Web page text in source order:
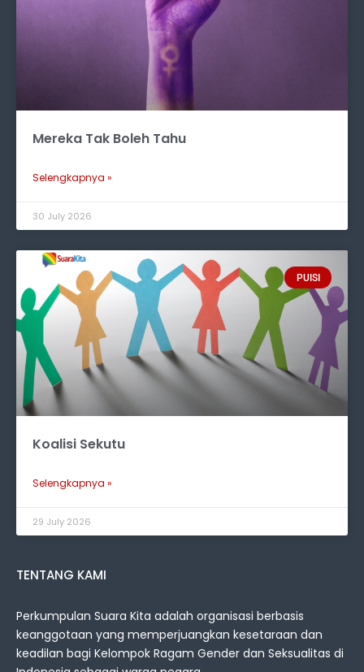
Mereka Tak Boleh Tahu
Selengkapnya »
30 July 2026
PUISI
Koalisi Sekutu
Selengkapnya »
29 July 2026
TENTANG KAMI
Perkumpulan Suara Kita adalah organisasi berbasis
keanggotaan yang memperjuangkan kesetaraan dan
keadilan bagi Kelompok Ragam Gender dan Seksualitas di